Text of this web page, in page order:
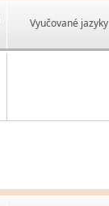
Vyučované jazyky